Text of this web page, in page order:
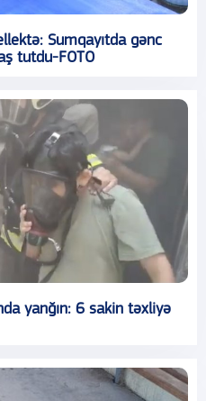
Sumqayıtda gənc
tutdu-FOTO
yanğın: 6 sakin təxliyə